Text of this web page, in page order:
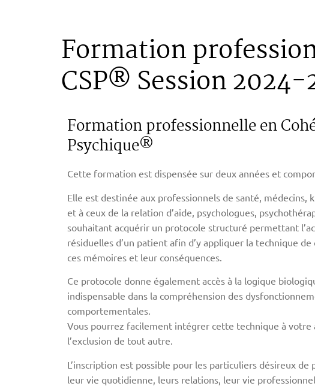
Formation
CSP® Session 2024-
Formation professionnelle en
Psychique®
Cette formation est dispensée sur deux années et
Elle est destinée aux professionnels de santé, médecins,
et à ceux de la relation d’aide, psychologues,
souhaitant acquérir un protocole structuré permettant
résiduelles d’un patient afin d’y appliquer la technique
ces mémoires et leur conséquences.
Ce protocole donne également accès à la logique
indispensable dans la compréhension des
comportementales.
Vous pourrez facilement intégrer cette technique à
l’exclusion de tout autre.
L’inscription est possible pour les particuliers désireux
leur vie quotidienne, leurs relations, leur vie